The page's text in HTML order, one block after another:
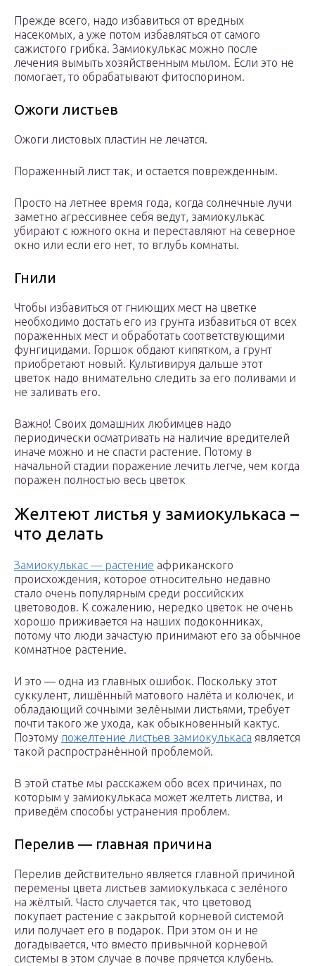
Прежде всего, надо избавиться от вредных
насекомых, а уже потом избавляться от самого
сажистого грибка. Замиокулькас можно после
лечения вымыть хозяйственным мылом. Если это не
помогает, то обрабатывают фитоспорином.
Ожоги листьев
Ожоги листовых пластин не лечатся.
Пораженный лист так, и остается поврежденным.
Просто на летнее время года, когда солнечные лучи
заметно агрессивнее себя ведут, замиокулькас
убирают с южного окна и переставляют на северное
окно или если его нет, то вглубь комнаты.
Гнили
Чтобы избавиться от гниющих мест на цветке
необходимо достать его из грунта избавиться от всех
пораженных мест и обработать соответствующими
фунгицидами. Горшок обдают кипятком, а грунт
приобретают новый. Культивируя дальше этот
цветок надо внимательно следить за его поливами и
не заливать его.
Важно! Своих домашних любимцев надо
периодически осматривать на наличие вредителей
иначе можно и не спасти растение. Потому в
начальной стадии поражение лечить легче, чем когда
поражен полностью весь цветок
Желтеют листья у замиокулькаса –
что делать
Замиокулькас — растение африканского
происхождения, которое относительно недавно
стало очень популярным среди российских
цветоводов. К сожалению, нередко цветок не очень
хорошо приживается на наших подоконниках,
потому что люди зачастую принимают его за обычное
комнатное растение.
И это — одна из главных ошибок. Поскольку этот
суккулент, лишённый матового налёта и колючек, и
обладающий сочными зелёными листьями, требует
почти такого же ухода, как обыкновенный кактус.
Поэтому пожелтение листьев замиокулькаса является
такой распространённой проблемой.
В этой статье мы расскажем обо всех причинах, по
которым у замиокулькаса может желтеть листва, и
приведём способы устранения проблем.
Перелив — главная причина
Перелив действительно является главной причиной
перемены цвета листьев замиокулькаса с зелёного
на жёлтый. Часто случается так, что цветовод
покупает растение с закрытой корневой системой
или получает его в подарок. При этом он и не
догадывается, что вместо привычной корневой
системы в этом случае в почве прячется клубень.